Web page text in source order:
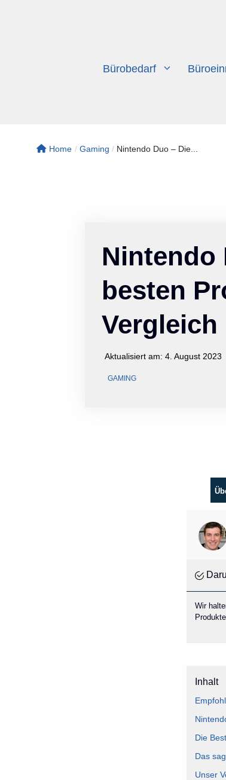
Bürobedarf
Home / Gaming / Nintendo Duo – Die...
Nintendo
besten
Vergleich
Aktualisiert am:4. August 2023
GAMING
Wir
Inhalt
Die
Das
Unser